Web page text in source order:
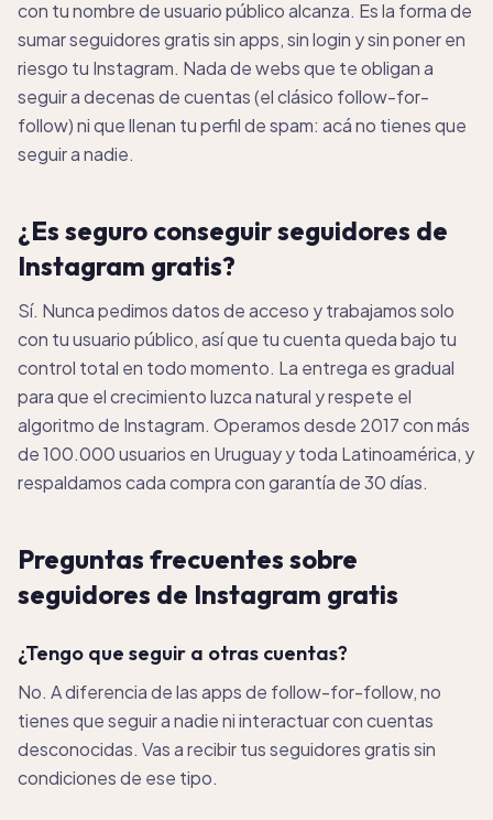
con tu nombre de usuario público alcanza. Es la forma de
sumar seguidores gratis sin apps, sin login y sin poner en
riesgo tu Instagram. Nada de webs que te obligan a
seguir a decenas de cuentas (el clásico follow-for-
follow) ni que llenan tu perfil de spam: acá no tienes que
seguir a nadie.
¿Es seguro conseguir seguidores de
Instagram gratis?
Sí. Nunca pedimos datos de acceso y trabajamos solo
con tu usuario público, así que tu cuenta queda bajo tu
control total en todo momento. La entrega es gradual
para que el crecimiento luzca natural y respete el
algoritmo de Instagram. Operamos desde 2017 con más
de 100.000 usuarios en Uruguay y toda Latinoamérica, y
respaldamos cada compra con garantía de 30 días.
Preguntas frecuentes sobre
seguidores de Instagram gratis
¿Tengo que seguir a otras cuentas?
No. A diferencia de las apps de follow-for-follow, no
tienes que seguir a nadie ni interactuar con cuentas
desconocidas. Vas a recibir tus seguidores gratis sin
condiciones de ese tipo.